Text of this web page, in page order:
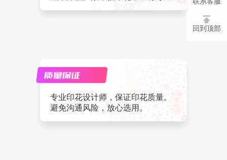
专业印花设计师，保证印花质量。
避免沟通风险，放心选用。
回到顶部